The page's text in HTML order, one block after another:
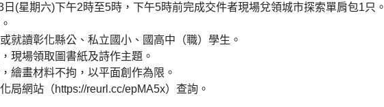
(星期六)下午2時至5時，下午5時前完成交件者現場兌領城市探索單肩包1只。
就讀彰化縣公、私立國小、國高中（職）學生。
現場領取圖書紙及詩作主題。
繪畫材料不拘，以平面創作為限。
局網站（https://reurl.cc/epMA5x）查詢。